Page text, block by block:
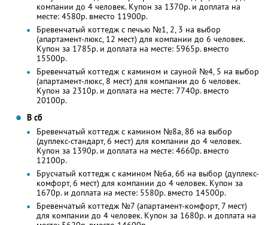
компании до 4 человек. Купон за 1370р. и доплата на
месте: 4580р. вместо 11900р.
Бревенчатый коттедж с печью №1, 2, 3 на выбор
(апартамент-люкс, 12 мест) для компании до 6 человек.
Купон за 1785р. и доплата на месте: 5965р. вместо
15500р.
Бревенчатый коттедж с камином и сауной №4, 5 на выбор
(апартамент-люкс, 8 мест) для компании до 6 человек.
Купон за 2310р. и доплата на месте: 7740р. вместо
20100р.
В сб
Бревенчатый коттедж с камином №8а, 8б на выбор
(дуплекс-стандарт, 6 мест) для компании до 4 человек.
Купон за 1390р. и доплата на месте: 4660р. вместо
12100р.
Брусчатый коттедж с камином №6а, 6б на выбор (дуплекс-
комфорт, 6 мест) для компании до 4 человек. Купон за
1670р. и доплата на месте: 5580р. вместо 14500р.
Бревенчатый коттедж №7 (апартамент-комфорт, 7 мест)
для компании до 4 человек. Купон за 1680р. и доплата на